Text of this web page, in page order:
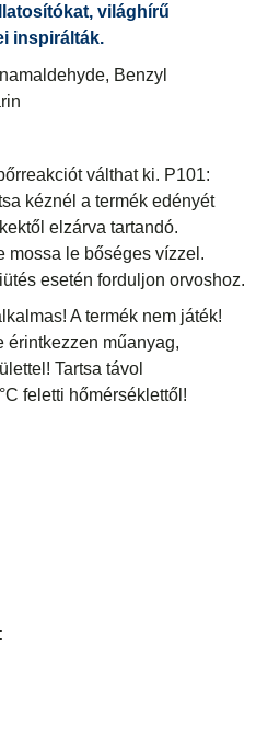
világhírű
inspirálták.
Benzyl
válthat ki. P101:
kéznél a termék edényét
elzárva tartandó.
mossa le bőséges vízzel.
esetén forduljon orvoshoz.
A termék nem játék!
érintkezzen műanyag,
Tartsa távol
feletti hőmérséklettől!